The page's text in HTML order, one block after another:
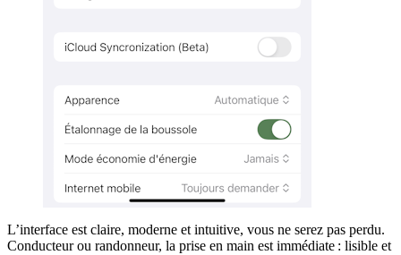
L’interface est claire, moderne et intuitive, vous ne serez pas perdu.
Conducteur ou randonneur, la prise en main est immédiate : lisible et